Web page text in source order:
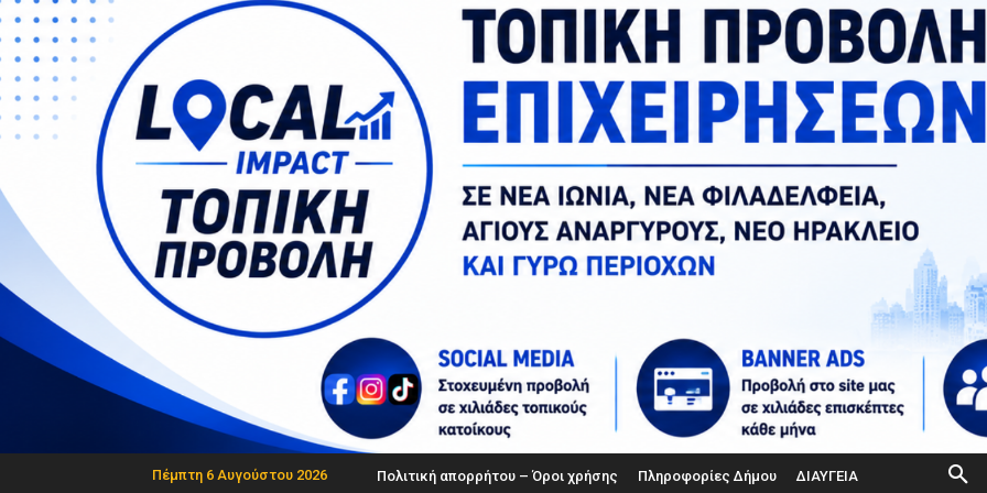
Πέμπτη 6 Αυγούστου 2026 Πολιτική απορρήτου – Όροι χρήσης Πληροφορίες Δήμου ΔΙΑΥΓΕΙΑ